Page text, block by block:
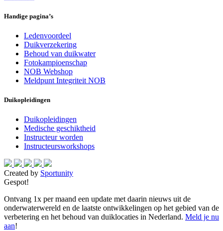
Handige pagina’s
Ledenvoordeel
Duikverzekering
Behoud van duikwater
Fotokampioenschap
NOB Webshop
Meldpunt Integriteit NOB
Duikopleidingen
Duikopleidingen
Medische geschiktheid
Instructeur worden
Instructeursworkshops
Created by Sportunity
Gespot!
Ontvang 1x per maand een update met daarin nieuws uit de
onderwaterwereld en de laatste ontwikkelingen op het gebied van de
verbetering en het behoud van duiklocaties in Nederland. Meld je nu
aan!